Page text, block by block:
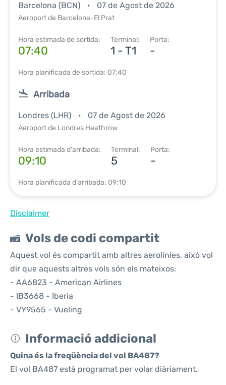
Barcelona (BCN) 07 de Agost de 2026
Aeroport de Barcelona-El Prat
Hora estimada de sortida:
07:40
Terminal:
1 - T1
Porta:
-
Hora planificada de sortida: 07:40
Arribada
Londres (LHR) 07 de Agost de 2026
Aeroport de Londres Heathrow
Hora estimada d'arribada:
09:10
Terminal:
5
Porta:
-
Hora planificada d'arribada: 09:10
Disclaimer
Vols de codi compartit
Aquest vol és compartit amb altres aerolínies, això vol
dir que aquests altres vols són els mateixos:
- AA6823 - American Airlines
- IB3668 - Iberia
- VY9565 - Vueling
Informació addicional
Quina és la freqüència del vol BA487?
El vol BA487 està programat per volar diàriament.